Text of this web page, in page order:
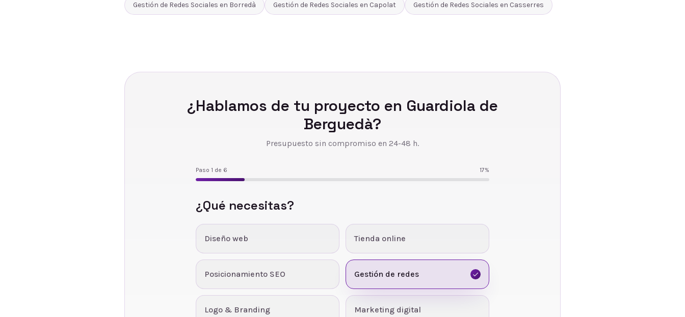
Gestión de Redes Sociales en Borredà Gestión de Redes Sociales en Capolat Gestión de Redes Sociales en Casserres
¿Hablamos de tu proyecto en Guardiola de
Berguedà?
Presupuesto sin compromiso en 24-48 h.
Paso 1 de 6 17%
¿Qué necesitas?
Diseño web Tienda online
Posicionamiento SEO Gestión de redes
Logo & Branding Marketing digital